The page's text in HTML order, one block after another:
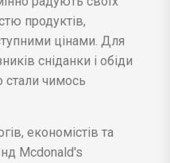
продуктів,
цінами. Для
сніданки і обіди
чимось
економістів та
Mcdonald's